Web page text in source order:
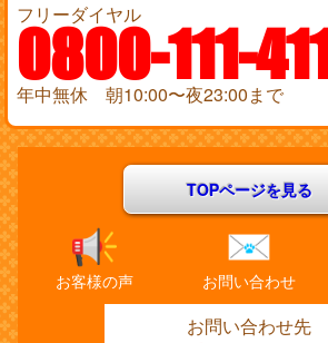
フリーダイヤル
0800-111-
年中無休 朝10:00〜夜23:00まで
TOPページを見る
お客様の声 お問い合わせ
お問い合わせ先